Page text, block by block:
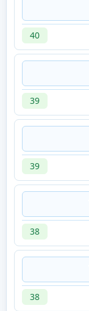
40
39
39
38
38